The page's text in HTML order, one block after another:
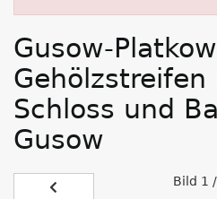
Gusow-
Gehölzstreifen
Schloss und
Gusow
Bild 1